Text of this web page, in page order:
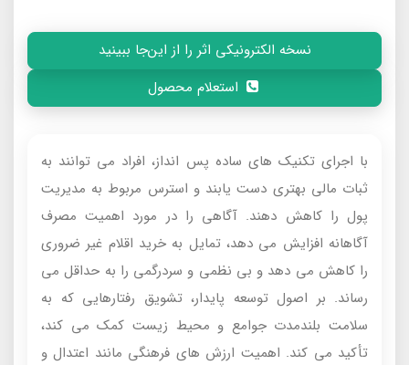
نسخه الکترونیکی اثر را از این‌جا ببینید
با اجرای تکنیک های ساده پس انداز، افراد می توانند به
ثبات مالی بهتری دست یابند و استرس مربوط به مدیریت
پول را کاهش دهند. آگاهی را در مورد اهمیت مصرف
آگاهانه افزایش می دهد، تمایل به خرید اقلام غیر ضروری
را کاهش می دهد و بی نظمی و سردرگمی را به حداقل می
رساند. بر اصول توسعه پایدار، تشویق رفتارهایی که به
سلامت بلندمدت جوامع و محیط زیست کمک می کند،
تأکید می کند. اهمیت ارزش های فرهنگی مانند اعتدال و